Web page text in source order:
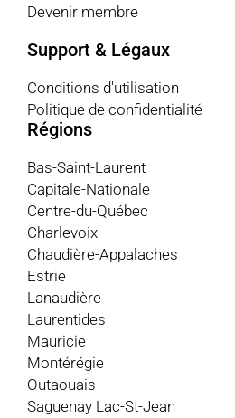
Devenir membre
Support & Légaux
Conditions d'utilisation
Politique de confidentialité
Régions
Bas-Saint-Laurent
Capitale-Nationale
Centre-du-Québec
Charlevoix
Chaudière-Appalaches
Estrie
Lanaudière
Laurentides
Mauricie
Montérégie
Outaouais
Saguenay Lac-St-Jean